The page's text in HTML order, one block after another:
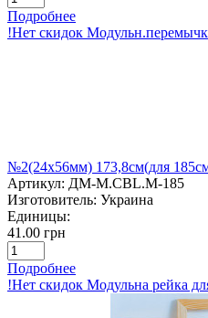
Подробнее
!Нет скидок
№2(24х56мм) 173,8см(для
Артикул: ДМ-M.CBL.М-185
Изготовитель: Украина
Единицы:
41.00 грн
Подробнее
!Нет скидок Модульна рейка